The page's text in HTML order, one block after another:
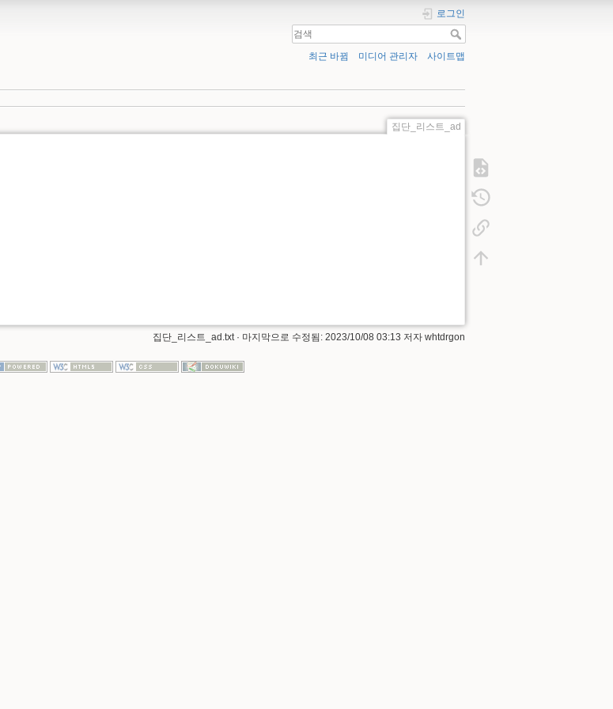
로그인
최근 바뀜 미디어 관리자 사이트맵
집단_리스트_ad
집단_리스트_ad.txt · 마지막으로 수정됨: 2023/10/08 03:13 저자 whtdrgon